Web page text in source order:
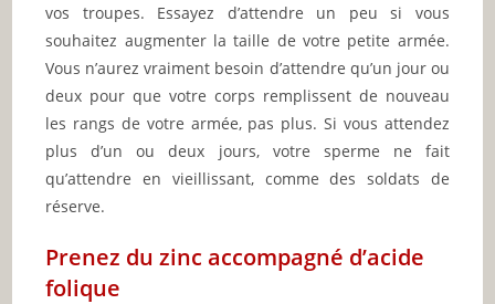
vos troupes. Essayez d’attendre un peu si vous
souhaitez augmenter la taille de votre petite armée.
Vous n’aurez vraiment besoin d’attendre qu’un jour ou
deux pour que votre corps remplissent de nouveau
les rangs de votre armée, pas plus. Si vous attendez
plus d’un ou deux jours, votre sperme ne fait
qu’attendre en vieillissant, comme des soldats de
réserve.
Prenez du zinc accompagné d’acide
folique